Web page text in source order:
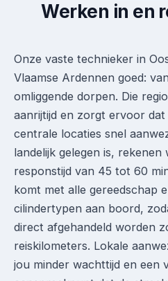
Werken in en
Onze vaste technieker in
Vlaamse Ardennen goed:
omliggende dorpen. Die
aanrijtijd en zorgt ervoor
centrale locaties snel
landelijk gelegen is,
responstijd van 45 tot 60
komt met alle gereedschap
cilindertypen aan boord,
direct afgehandeld worden
reiskilometers. Lokale
jou minder wachttijd en een